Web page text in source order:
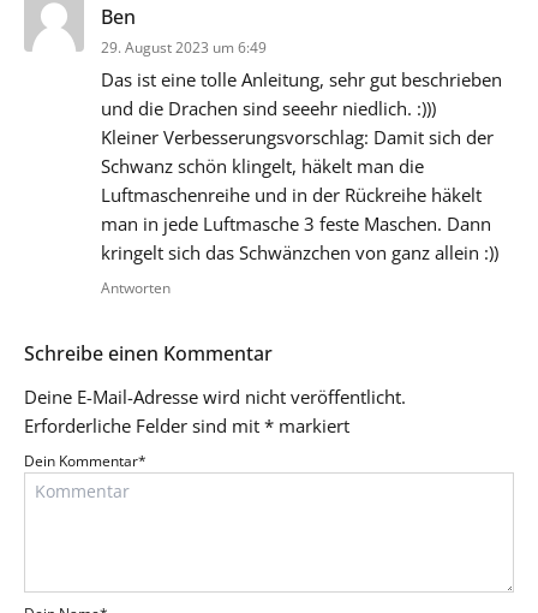
Ben
29. August 2023 um 6:49
Das ist eine tolle Anleitung, sehr gut beschrieben
und die Drachen sind seeehr niedlich. :)))
Kleiner Verbesserungsvorschlag: Damit sich der
Schwanz schön klingelt, häkelt man die
Luftmaschenreihe und in der Rückreihe häkelt
man in jede Luftmasche 3 feste Maschen. Dann
kringelt sich das Schwänzchen von ganz allein :))
Antworten
Schreibe einen Kommentar
Deine E-Mail-Adresse wird nicht veröffentlicht.
Erforderliche Felder sind mit * markiert
Dein Kommentar*